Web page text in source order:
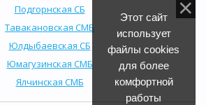
Подгорнская СБ
Тавакановская СМБ
Юлдыбаевская СБ
Юмагузинская СМБ
Ялчинская СМБ
Этот сайт
использует
файлы cookies
для более
комфортной
работы